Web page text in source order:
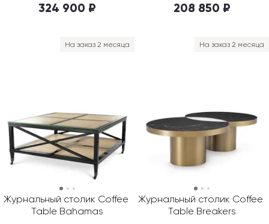
324 900 ₽ 208 850 ₽
Журнальный столик Coffee
Table Bahamas
На заказ 2 месяца
Журнальный столик Coffee
Table Breakers
На заказ 2 месяца